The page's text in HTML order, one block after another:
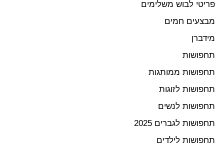
פריטי לבוש משלימים
מבצעים חמים
מידברן
תחפושות
תחפושות ממותגות
תחפושות לזוגות
תחפושות לנשים
תחפושות לגברים 2025
תחפושות לילדים